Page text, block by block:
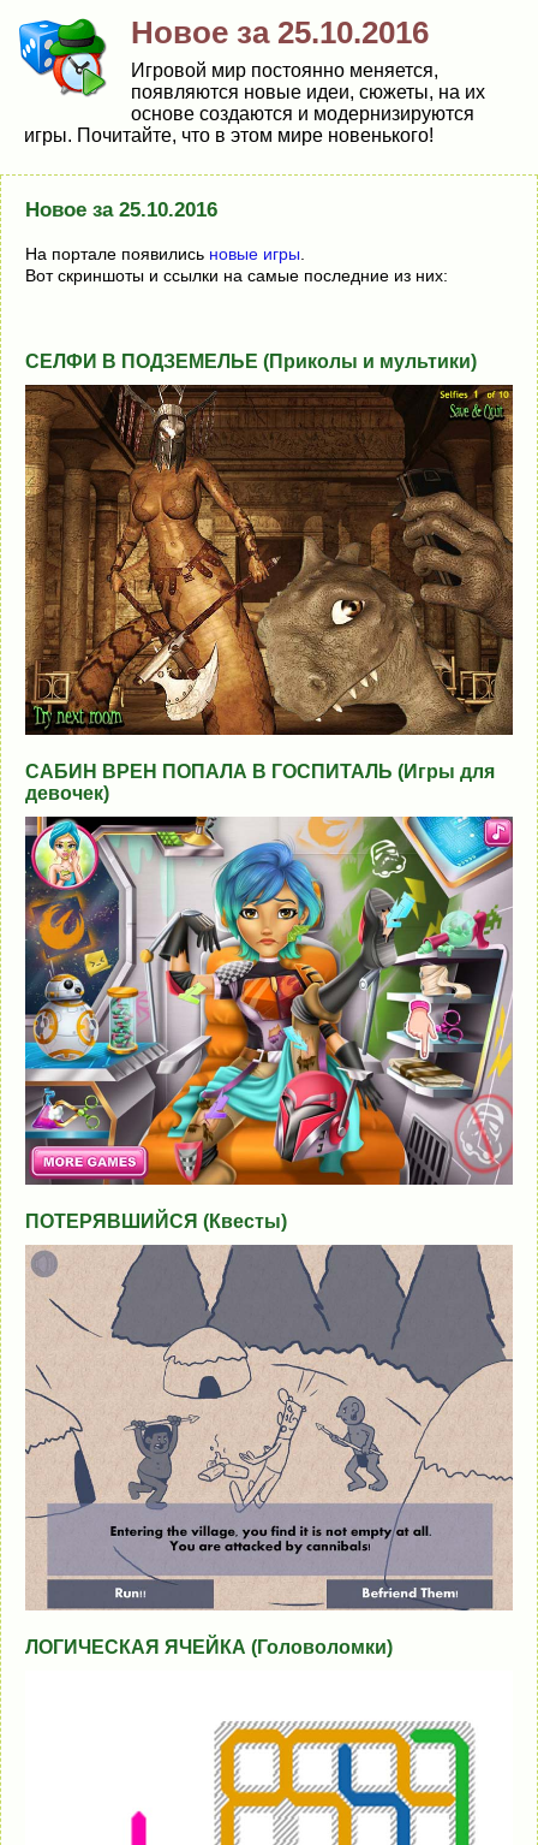
Новое за 25.10.2016
Игровой мир постоянно меняется,
появляются новые идеи, сюжеты, на их
основе создаются и модернизируются
игры. Почитайте, что в этом мире новенького!
Новое за 25.10.2016
На портале появились новые игры
Вот скриншоты и ссылки на самые последние из них:
СЕЛФИ В ПОДЗЕМЕЛЬЕ (Приколы и мультики)
САБИН ВРЕН ПОПАЛА В ГОСПИТАЛЬ (Игры для
девочек)
ПОТЕРЯВШИЙСЯ (Квесты)
ЛОГИЧЕСКАЯ ЯЧЕЙКА (Головоломки)